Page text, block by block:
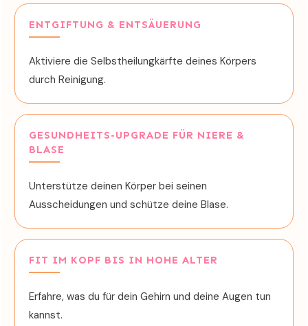
ENTGIFTUNG & ENTSÄUERUNG
Aktiviere die Selbstheilungkärfte deines Körpers
durch Reinigung.
GESUNDHEITS-UPGRADE FÜR NIERE &
BLASE
Unterstütze deinen Körper bei seinen
Ausscheidungen und schütze deine Blase.
FIT IM KOPF BIS IN HOHE ALTER
Erfahre, was du für dein Gehirn und deine Augen tun
kannst.